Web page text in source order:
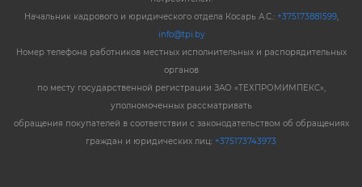
Начальник кадрового и юридического отдела Косарь А.С.: +375173881599,
info@tpi.by
Номер телефона работников местных исполнительных и распорядительных
органов
по месту государственной регистрации ЗАО «ТЕХПРОМИМПЕКС»,
уполномоченных рассматривать
обращения покупателей в соответствии с законодательством об обращениях
граждан и юридических лиц: +375173743973